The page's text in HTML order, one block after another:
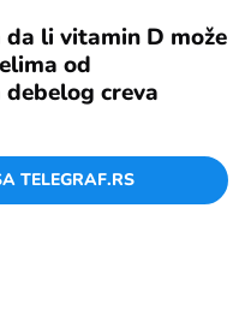
li vitamin D može
od
creva
TELEGRAF.RS